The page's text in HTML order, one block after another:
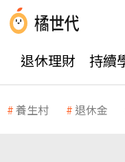
退休理財 持續
養生村 退休金